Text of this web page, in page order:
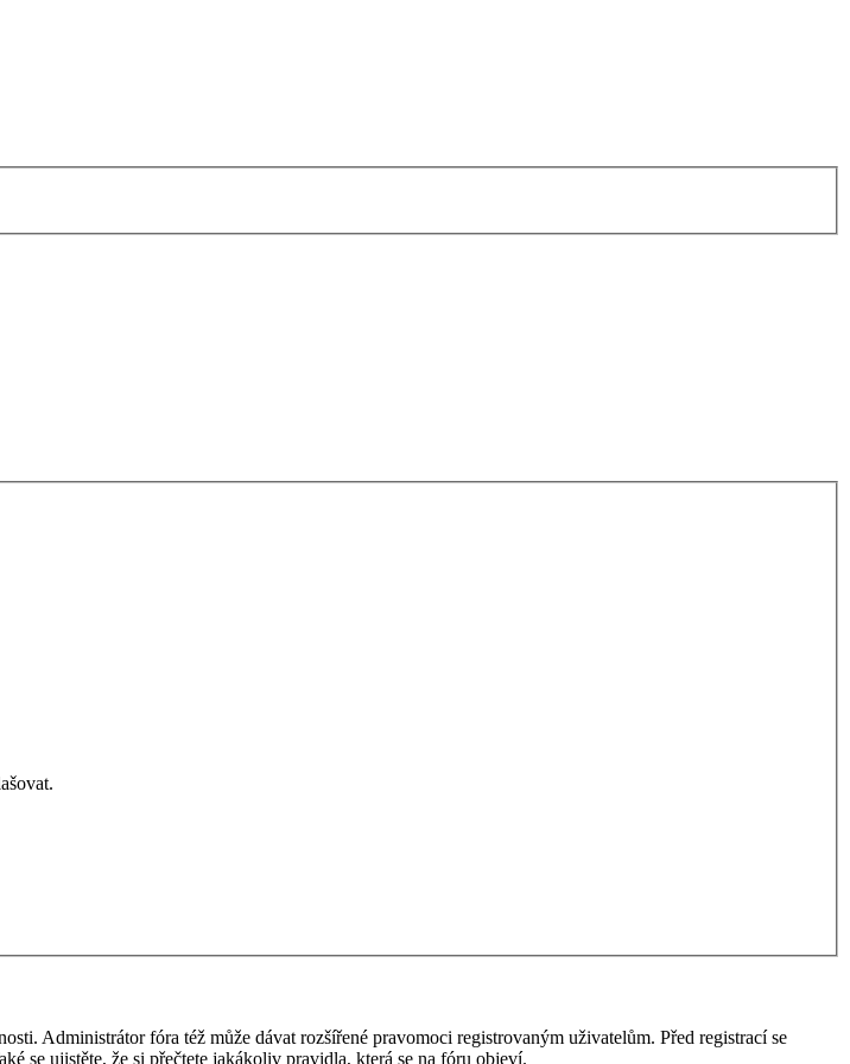
Administrátor fóra též může dávat rozšířené pravomoci registrovaným uživatelům. Před registrací se
se ujistěte, že si přečtete jakákoliv pravidla, která se na fóru objeví.